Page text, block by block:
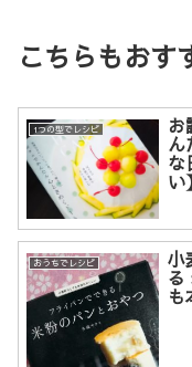
こちらもおす
1つの型でレシピ お
ん
な
い】
おうちでレシピ 小
る
も